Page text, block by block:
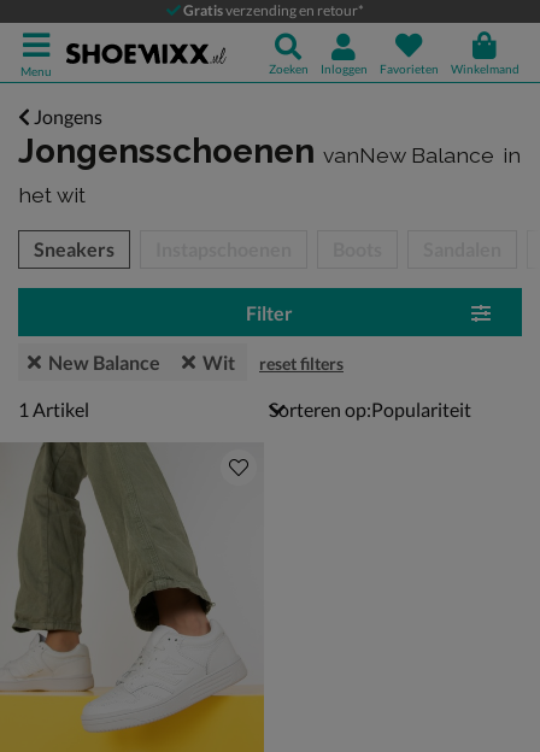
Gratisverzending en retour*
Menu Zoeken Inloggen Favorieten Winkelmand
Jongens
Jongensschoenen vanNew Balance in
het wit
over
Sneakers
Filter
New Balance Wit reset filters
1 artikel
1 Artikel Sorteren op: